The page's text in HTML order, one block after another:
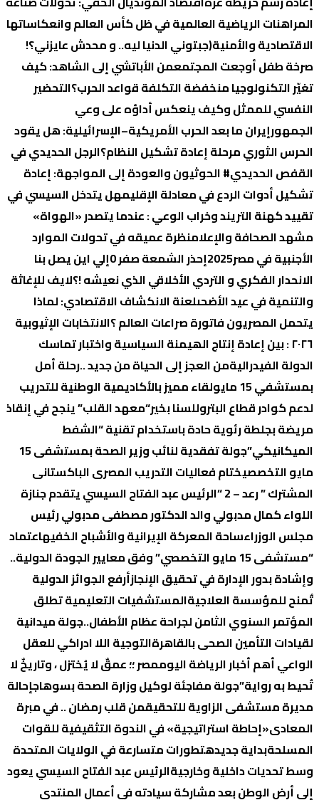
المراهنات الرياضية العالمية في ظل كأس العالم وانعكاساتها
الاقتصادية والأمنية(جبتوني الدنيا ليه.. و محدش عايزني؟!
صرخة طفل أوجعت المجتمعمن الأباتشي إلى الشاهد: كيف
تغيّر التكنولوجيا منخفضة التكلفة قواعد الحرب؟التحضير
النفسي للممثل وكيف ينعكس أداؤه على وعي
الجمهورإيران ما بعد الحرب الأمريكية–الإسرائيلية: هل يقود
الحرس الثوري مرحلة إعادة تشكيل النظام؟الرجل الحديدي في
القفص الحديدي# الحوثيون والعودة إلى المواجهة: إعادة
تشكيل أدوات الردع في معادلة الإقليمهل يتدخل السيسي في
تقييد كهنة التريند وخراب الوعي : عندما يتصدر «الهواة»
مشهد الصحافة والإعلامنظرة عميقه في تحولات الموارد
الأجنبية في مصر2025
إحذر الشمعة صفر 0 إلي اين يصل بنا
الانحدار الفكري و التردي الأخلاقي الذي نعيشه !؟لايف للإغاثة
والتنمية في عيد الأضحىلعنة الانكشاف الاقتصادي: لماذا
یتحمل المصریون فاتورة صراعات العالم ؟الانتخابات الإثیوبیة
٢٠٢٦ : بین إعادة إنتاج الھیمنة السیاسیة واختبار تماسك
الدولة الفیدرالیةمن العجز إلى الحياة من جديد ..رحلة أمل
بمستشفي 15 مايو
لقاء مميز بالأكاديمية الوطنية للتدريب
لدعم كوادر قطاع البتروللسنا بخير“معهد القلب” ينجح في إنقاذ
مريضة بجلطة رئوية حادة باستخدام تقنية “الشفط
الميكانيكي”
جولة تفقدية لنائب وزير الصحة بمستشفى 15
مايو التخصصيختام فعاليات التدريب المصرى الباكستانى
المشترك ” رعد – 2 “
الرئيس عبد الفتاح السيسي يتقدم جنازة
اللواء كمال مدبولي والد الدكتور مصطفى مدبولي رئيس
مجلس الوزراءساحة المعركة الإيرانية والأشباح الخفيهاعتماد
“مستشفى 15 مايو التخصصي” وفق معايير الجودة الدولية..
وإشادة بدور الإدارة في تحقيق الإنجازأرفع الجوائز الدولية
تٌمنح للمؤسسة العلاجيةالمستشفيات التعليمية تطلق
المؤتمر السنوي الثامن لجراحة عظام الأطفال..جولة ميدانية
لقيادات التأمين الصحى بالقاهرةالتوجية اللا ادراكي للعقل
الواعيأهم أخبار الرياضة اليوممصر ؛؛ عمقٌ لا يُختزل ، وتاريخٌ لا
تُحيط به رواية”جولة مفاجئة لوكيل وزارة الصحة بسوهاجإحالة
مديرة مستشفى الزاوية للتحقيقمن قلب رمضان .. في مبرة
المعادى«إحاطة استراتيجية» في الندوة التثقيفية للقوات
المسلحةبداية جديدهتطورات متسارعة في الولايات المتحدة
وسط تحديات داخلية وخارجيةالرئيس عبد الفتاح السيسي يعود
إلى أرض الوطن بعد مشاركة سيادته في أعمال المنتدى